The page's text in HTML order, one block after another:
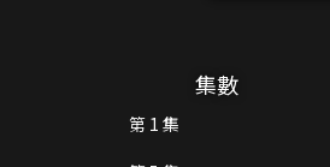
集數
第 1 集